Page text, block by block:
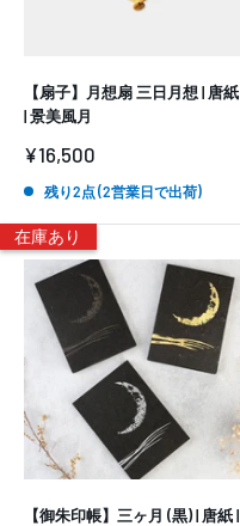
【扇子】月想扇 三日月想 | 唐紙
| 景美風月
販
価
¥16,500
残り2点 (2営業日で出荷)
在庫あり
【御朱印帳】三ヶ月 (黒) | 唐紙 |